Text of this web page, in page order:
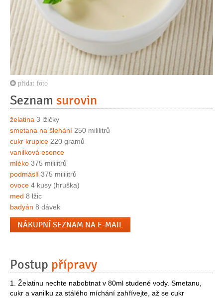
přidat foto
Seznam surovin
želatina 3 lžičky
smetana na šlehání 250 mililitrů
cukr krupice 220 gramů
vanilková esence
mléko 375 mililitrů
podmáslí 375 mililitrů
ovoce 4 kusy (hruška)
med 8 lžic
badyán 8 dávek
NÁKUPNÍ SEZNAM NA E-MAIL
Postup přípravy
1. Želatinu nechte nabobtnat v 80ml studené vody. Smetanu,
cukr a vanilku za stálého míchání zahřívejte, až se cukr